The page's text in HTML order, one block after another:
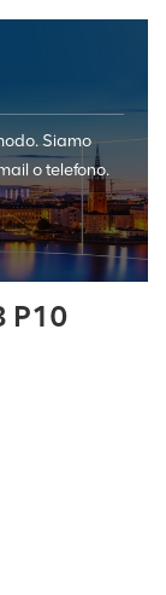
Siamo
o telefono.
P10